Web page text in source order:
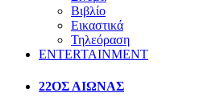
Βιβλίο
Εικαστικά
Τηλεόραση
ENTERTAINMENT
22ΟΣ ΑΙΩΝΑΣ